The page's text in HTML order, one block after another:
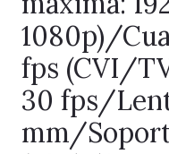
1080p)/
fps (CVI/
30 fps/
mm/